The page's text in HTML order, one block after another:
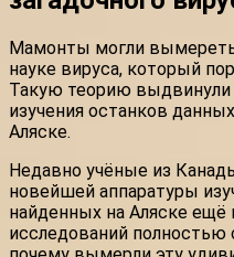
Мамонты могли вымереть
науке вируса, который
Такую теорию выдвинули
изучения останков
Аляске.
Недавно учёные из
новейшей аппаратуры
найденных на Аляске
исследований